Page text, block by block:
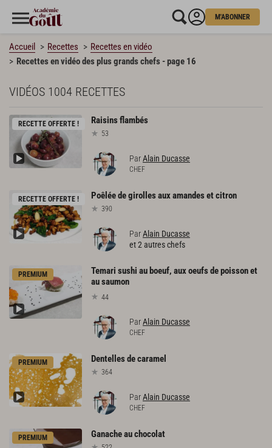
M'ABONNER
Accueil Recettes
Recettes en vidéo
Recettes en vidéo des plus grands chefs - page 16
VIDÉOS 1004 RECETTES
RECETTE OFFERTE ! Raisinsflambés
53
ParAlain Ducasse
CHEF
RECETTE OFFERTE ! Poêléedegirollesauxamandesetcitron
390
ParAlain Ducasse
et 2 autres chefs
PREMIUM
Temari sushi au boeuf, aux oeufs de poisson et
au saumon
44
ParAlain Ducasse
CHEF
PREMIUM Dentellesdecaramel
364
ParAlain Ducasse
CHEF
PREMIUM Ganacheauchocolat